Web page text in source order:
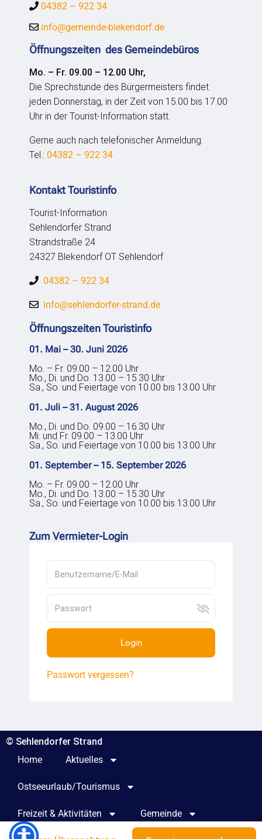
04382 – 922 34
info@gemeinde-blekendorf.de
Öffnungszeiten des Gemeindebüros
Mo. – Fr. 09.00 – 12.00 Uhr,
Die Sprechstunde des Bürgermeisters findet
jeden Donnerstag, in der Zeit von 15.00 bis 17.00
Uhr in der Tourist-Information statt.
Gerne auch nach telefonischer Anmeldung.
Tel.: 04382 – 922 34
Kontakt Touristinfo
Tourist-Information
Sehlendorfer Strand
Strandstraße 24
24327 Blekendorf OT Sehlendorf
04382 – 922 34
info@sehlendorfer-strand.de
Öffnungszeiten Touristinfo
01. Mai – 30. Juni 2026
Mo. – Fr. 09.00 – 12.00 Uhr
Mo., Di. und Do. 13.00 – 15.30 Uhr
Sa., So. und Feiertage von 10.00 bis 13.00 Uhr
01. Juli – 31. August 2026
Mo., Di. und Do. 09.00 – 16.30 Uhr
Mi. und Fr. 09.00 – 13.00 Uhr
Sa., So. und Feiertage von 10.00 bis 13.00 Uhr
01. September – 15. September 2026
Mo. – Fr. 09.00 – 12.00 Uhr
Mo., Di. und Do. 13.00 – 15.30 Uhr
Sa., So. und Feiertage von 10.00 bis 13.00 Uhr
Zum Vermieter-Login
Login
Passwort vergessen?
© Sehlendorfer Strand
Home
Aktuelles
Ostseeurlaub/Tourismus
Freizeit & Aktivitäten Gemeinde